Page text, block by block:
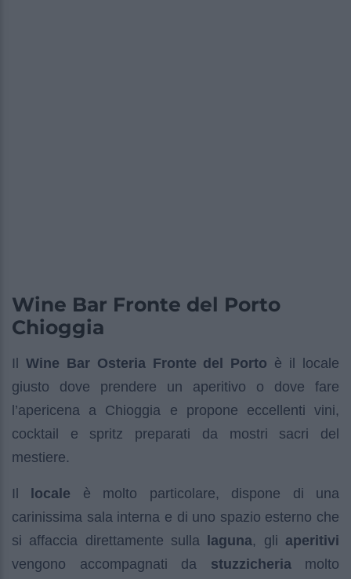
Wine Bar Fronte del Porto
Chioggia
Il Wine Bar Osteria Fronte del Porto è il locale
giusto dove prendere un aperitivo o dove fare
l’apericena a Chioggia e propone eccellenti vini,
cocktail e spritz preparati da mostri sacri del
mestiere.
Il locale è molto particolare, dispone di una
carinissima sala interna e di uno spazio esterno che
si affaccia direttamente sulla
laguna, gli aperitivi
vengono accompagnati da stuzzicheriamolto